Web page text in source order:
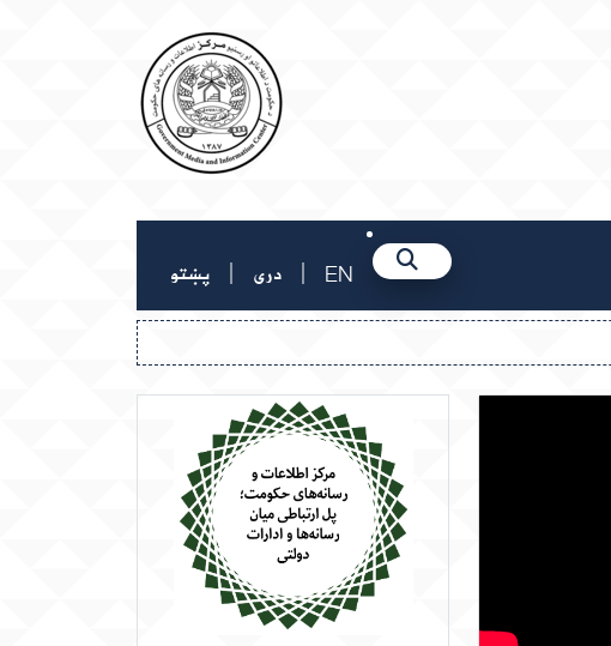
EN
| دری | پښتو
وزارت حج و اوقاف: برای سال ۱۴۰۵ هجری شمسی، ۳۰ هزار سهمیه برای افغانستان اختصاص داده شده است